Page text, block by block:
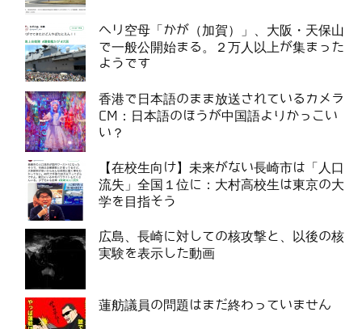
ヘリ空母「かが（加賀）」、大阪・天保山
で一般公開始まる。２万人以上が集まった
ようです
香港で日本語のまま放送されているカメラ
CM：日本語のほうが中国語よりかっこい
い？
【在校生向け】未来がない長崎市は「人口
流失」全国１位に：大村高校生は東京の大
学を目指そう
広島、長崎に対しての核攻撃と、以後の核
実験を表示した動画
蓮舫議員の問題はまだ終わっていません